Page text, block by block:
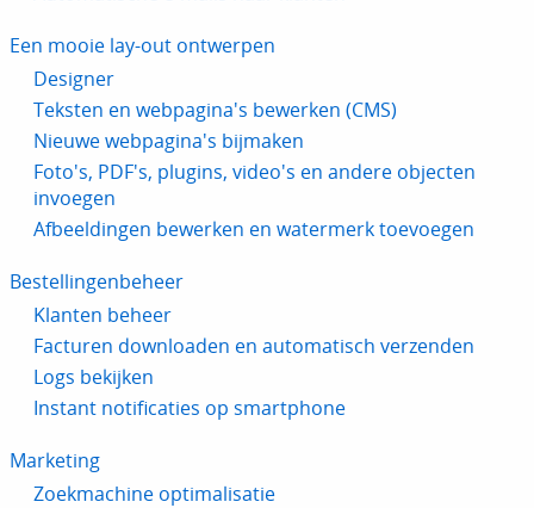
Een mooie lay-out ontwerpen
Designer
Teksten en webpagina's bewerken (CMS)
Nieuwe webpagina's bijmaken
Foto's, PDF's, plugins, video's en andere objecten
invoegen
Afbeeldingen bewerken en watermerk toevoegen
Bestellingenbeheer
Klanten beheer
Facturen downloaden en automatisch verzenden
Logs bekijken
Instant notificaties op smartphone
Marketing
Zoekmachine optimalisatie